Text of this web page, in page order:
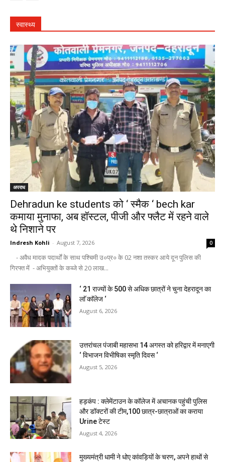
स्वास्थ्य
अपराध
Dehradun ke students को ‘ स्मैक ‘ bech kar
कमाया मुनाफा, अब हॉस्टल, पीजी और फ्लैट में रहने वाले
थे निशाने पर
Indresh Kohli - August 7, 2026 0
- अवैध मादक पदार्थों के साथ पश्चिमी उ०प्र० के 02 नशा तस्कर आये दून पुलिस की
गिरफ्त में - अभियुक्तों के कब्जे से 20 लाख...
‘ 21 राज्यों के 500 से अधिक छात्रों ने चुना देहरादून का
लाॅ काॅलेज ‘
August 6, 2026
उत्तरांचल पंजाबी महासभा 14 अगस्त को हरिद्वार में मनाएगी
‘ विभाजन विभीषिका स्मृति दिवस ‘
August 5, 2026
हड़कंप : क्लेमेंटाउन के कॉलेज में अचानक पहुंची पुलिस
और डॉक्टरों की टीम,100 छात्र-छात्राओं का कराया
Urine टेस्ट
August 4, 2026
मुख्यमंत्री धामी ने धोए कांवड़ियों के चरण, अपने हाथों से